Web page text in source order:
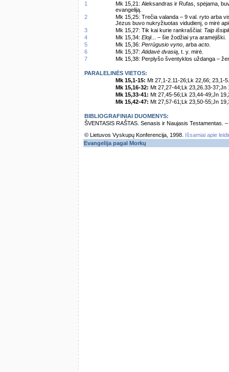
1
Mk 15,21: Aleksandras ir Rufas, spėjama,
evangeliją.
2
Mk 15,25: Trečia valanda – 9 val. ryto arba
Jėzus buvo nukryžiuotas vidudienį, o mirė
3
Mk 15,27: Tik kai kurie rankraščiai: Taip
4
Mk 15,34: Eloji... – šie žodžiai yra aramėjiški.
5
Mk 15,36: Perrūgusio vyno , arba acto
6
Mk 15,37: Atidavė dvasią , t. y. mirė.
7
Mk 15,38: Perplyšo šventyklos uždanga –
PARALELINĖS VIETOS:
Mk 15,1-15: Mt 27,1-2.11-26;Lk 22,66; 23,1-
Mk 15,16-32: Mt 27,27-44;Lk 23,26.33-37;Jn
Mk 15,33-41: Mt 27,45-56;Lk 23,44-49;Jn
Mk 15,42-47: Mt 27,57-61;Lk 23,50-55;Jn
BIBLIOGRAFINIAI DUOMENYS:
ŠVENTASIS RAŠTAS. Senasis ir Naujasis Testamentas.
© Lietuvos Vyskupų Konferencija, 1998.
Išsamiai apie
Evangelija pagal Morkų